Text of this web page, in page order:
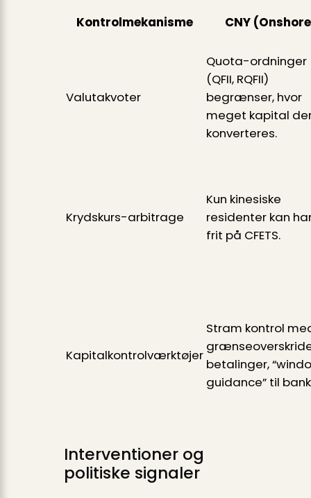
Kontrolmekanisme CNY
Valutakvoter
Quota-ordninger
(QFII, RQFII)
begrænser, hvor
meget kapital
konverteres.
Krydskurs-arbitrage
Kun kinesiske
residenter kan
frit på CFETS.
Kapitalkontrolværktøjer
Stram kontrol
betalinger,
guidance” til
Interventioner og
politiske signaler